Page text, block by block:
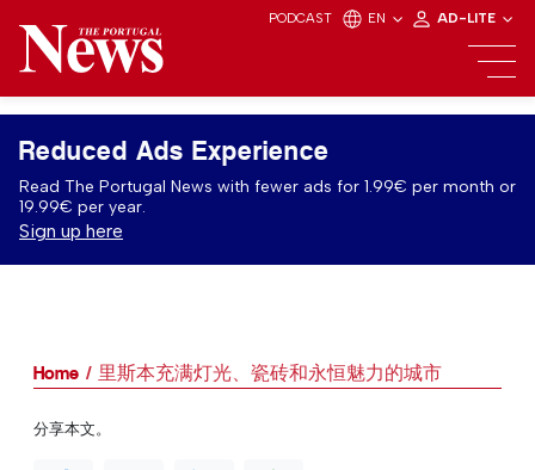
PODCAST EN AD-LITE
Reduced Ads Experience
Read The Portugal News with fewer ads for 1.99€ per month or
19.99€ per year.
Sign up here
Home 里斯本充满灯光、瓷砖和永恒魅力的城市
分享本文。